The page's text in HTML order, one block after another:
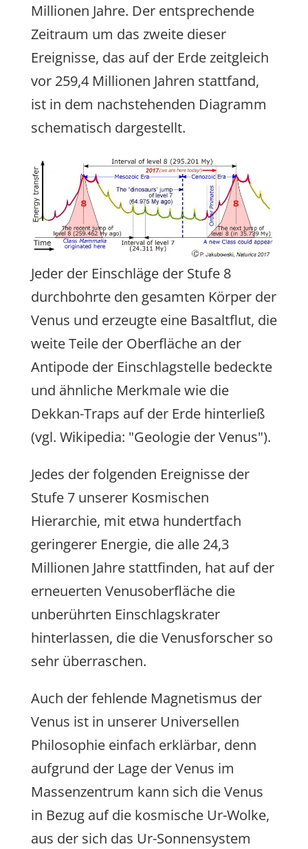
Millionen Jahre. Der entsprechende
Zeitraum um das zweite dieser
Ereignisse, das auf der Erde zeitgleich
vor 259,4 Millionen Jahren stattfand,
ist in dem nachstehenden Diagramm
schematisch dargestellt.
Jeder der Einschläge der Stufe 8
durchbohrte den gesamten Körper der
Venus und erzeugte eine Basaltflut, die
weite Teile der Oberfläche an der
Antipode der Einschlagstelle bedeckte
und ähnliche Merkmale wie die
Dekkan-Traps auf der Erde hinterließ
(vgl. Wikipedia: "Geologie der Venus").
Jedes der folgenden Ereignisse der
Stufe 7 unserer Kosmischen
Hierarchie, mit etwa hundertfach
geringerer Energie, die alle 24,3
Millionen Jahre stattfinden, hat auf der
erneuerten Venusoberfläche die
unberührten Einschlagskrater
hinterlassen, die die Venusforscher so
sehr überraschen.
Auch der fehlende Magnetismus der
Venus ist in unserer Universellen
Philosophie einfach erklärbar, denn
aufgrund der Lage der Venus im
Massenzentrum kann sich die Venus
in Bezug auf die kosmische Ur-Wolke,
aus der sich das Ur-Sonnensystem